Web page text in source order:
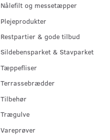
Nålefilt og messetæpper
Plejeprodukter
Restpartier & gode tilbud
Sildebensparket & Stavparket
Tæppefliser
Terrassebrædder
Tilbehør
Trægulve
Vareprøver